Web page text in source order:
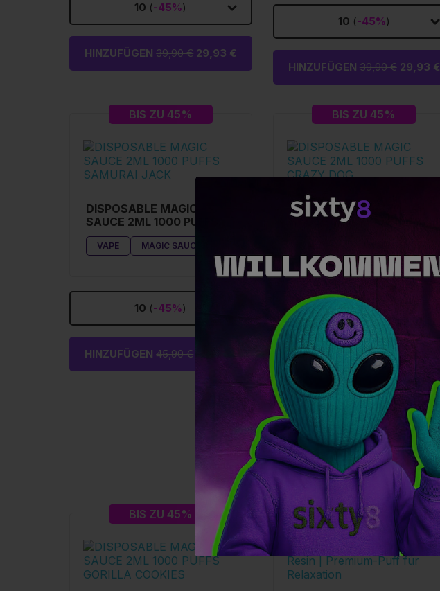
10 (-45%)
HINZUFÜGEN39,90 € 29,93 €
10 (-45%)
HINZUFÜGEN 39,90 €29,93 €
BIS ZU 45%
DISPOSABLE MAGIC
SAUCE 2ML 1000 PUFFS
SAMURAI JACK
VAPE MAGIC SAUCE
10 (-45%)
HINZUFÜGEN45,90 €
BIS ZU 45%
DISPOSABLE MAGIC
SAUCE 2ML 1000 PUFFS
-45%
NICHT VORRÄTIG
BIS ZU 45% BIS ZU 45%